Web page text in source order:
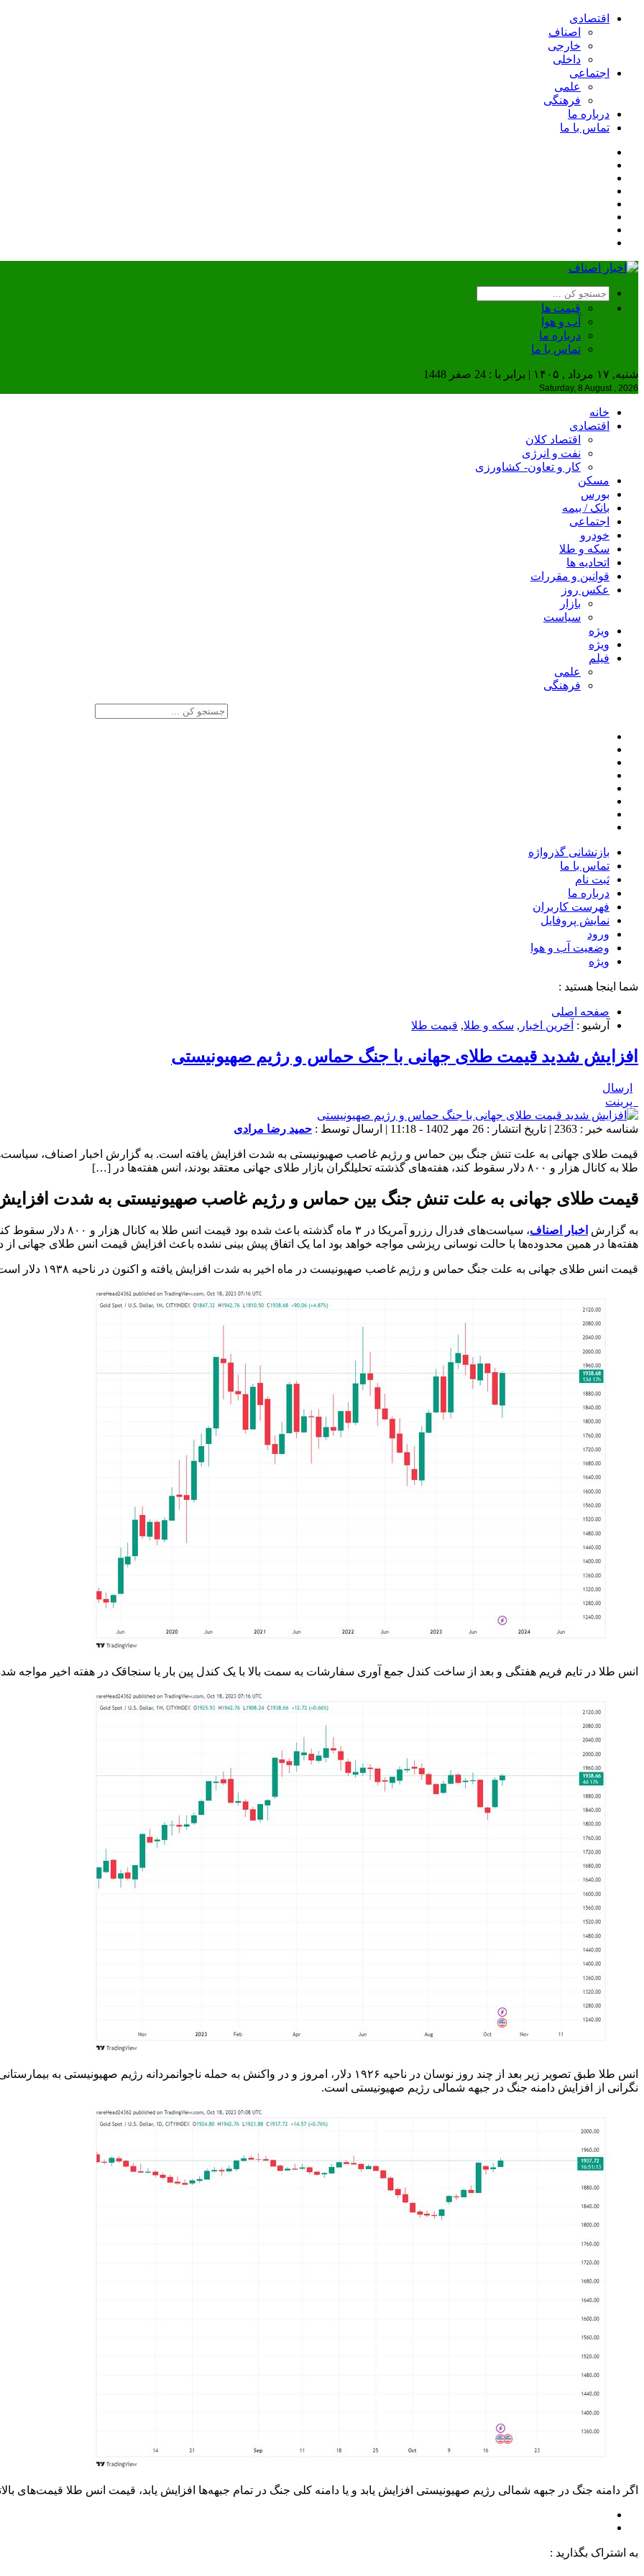
اقتصادی
اصناف
خارجی
داخلی
اجتماعی
علمی
فرهنگی
درباره ما
تماس با ما
قیمت ها
آب و هوا
درباره ما
تماس با ما
شنبه, ۱۷ مرداد , ۱۴۰۵ | برابر با : 24 صفر 1448
Saturday, 8 August , 2026
خانه
اقتصادی
اقتصاد کلان
نفت و انرژی
کار و تعاون- کشاورزی
مسکن
بورس
بانک / بیمه
اجتماعی
خودرو
سکه و طلا
اتحادیه ها
قوانین و مقررات
عکس روز
بازار
سیاست
ویژه
ویژه
فیلم
علمی
فرهنگی
بازنشانی گذرواژه
تماس با ما
ثبت نام
درباره ما
فهرست کاربران
نمایش پروفایل
ورود
وضعیت آب و هوا
ویژه
شما اینجا هستید :
صفحه اصلی
آرشیو : آخرین اخبار , سکه و طلا, قیمت طلا
افزایش شدید قیمت طلای جهانی با جنگ حماس و رژیم صهیونیستی
ارسال
پرینت
شناسه خبر : 2363 | تاریخ انتشار : 26 مهر 1402 - 11:18 | ارسال توسط : حمید رضا مرادی
طلا به کانال هزار و ۸۰۰ دلار سقوط کند، هفته‌های گذشته تحلیلگران بازار طلای جهانی معتقد بودند، انس هفته‌ها در […]
قیمت طلای جهانی به علت تنش جنگ بین حماس و رژیم غاصب صهیونیستی به شدت
به گزارش اخبار اصناف
، سیاست‌های فدرال رزرو
هفته‌ها در همین محدوده‌ها با حالت نوسانی ریزشی مواجه خواهد بود اما یک اتفاق پیش بینی نشده باعث افزایش قیمت انس طلای جهانی
قیمت انس طلای جهانی به علت جنگ حماس و رژیم غاصب صهیونیست در ماه اخیر به شدت افزایش یافته و اکنون در ناحیه ۱۹۳۸ دلار است.
انس طلا در تایم فریم هفتگی و بعد از ساخت کندل جمع آوری سفارشات به سمت بالا با یک کندل پین بار یا سنجاقک در هفته اخیر مواجه
انس طلا طبق تصویر زیر بعد از چند روز نوسان در ناحیه ۱۹۲۶ دلار، امروز و در واکنش به حمله
نگرانی از افزایش دامنه جنگ در جبهه شمالی رژیم صهیونیستی است.
اگر دامنه جنگ در جبهه شمالی رژیم صهیونیستی افزایش یابد و یا دامنه کلی جنگ در تمام جبهه‌ها افزایش یابد، قیمت انس طلا قیمت‌های بالاتر از این را
به اشتراک بگذارید :